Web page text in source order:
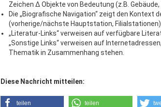
Zeichen ∆ Objekte von Bedeutung (z.B. Gebäude,
Die „Biografische Navigation“ zeigt den Kontext
(vorherige/nächste Hauptstation, Filialstationen).
„Literatur-Links“ verweisen auf verfügbare
„Sonstige Links“ verweisen auf
Thematik in Zusammenhang stehen.
Diese Nachricht mitteilen:
teilen teilen